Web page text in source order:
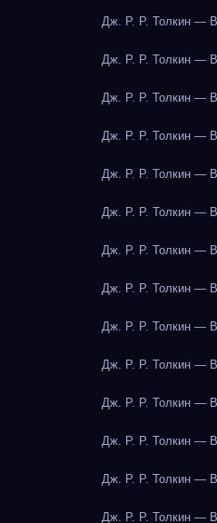
Дж. Р. Р. Толкин —
Дж. Р. Р. Толкин —
Дж. Р. Р. Толкин —
Дж. Р. Р. Толкин —
Дж. Р. Р. Толкин —
Дж. Р. Р. Толкин —
Дж. Р. Р. Толкин —
Дж. Р. Р. Толкин —
Дж. Р. Р. Толкин —
Дж. Р. Р. Толкин —
Дж. Р. Р. Толкин —
Дж. Р. Р. Толкин —
Дж. Р. Р. Толкин —
Дж. Р. Р. Толкин —